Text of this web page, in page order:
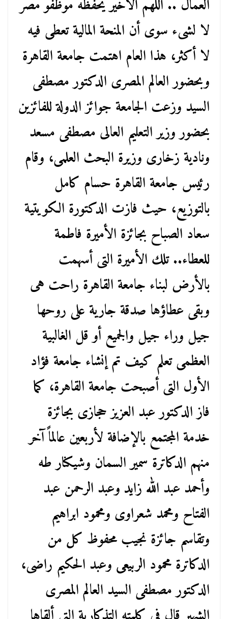
العمال .. اللهم الأخير يحفظه موظفو مصر
لا لشىء سوى أن المنحة المالية تعطى فيه
لا أكثر، هذا العام اهتمت جامعة القاهرة
وبحضور العالم المصرى الدكتور مصطفى
السيد وزعت الجامعة جوائز الدولة للفائزين
بحضور وزير التعليم العالى مصطفى مسعد
ونادية زخارى وزيرة البحث العلمى، وقام
رئيس جامعة القاهرة حسام كامل
بالتوزيع، حيث فازت الدكتورة الكويتية
سعاد الصباح بجائزة الأميرة فاطمة
للعطاء.. تلك الأميرة التى أسهمت
بالأرض لبناء جامعة القاهرة راحت هى
وبقى عطاؤها صدقة جارية على روحها
جيل وراء جيل والجميع أو قل الغالبية
العظمى تعلم كيف تم إنشاء جامعة فؤاد
الأول التى أصبحت جامعة القاهرة، كما
فاز الدكتور عبد العزيز حجازى بجائزة
خدمة المجتمع بالإضافة لأربعين عالماً آخر
منهم الدكاترة سمير السمان وشيكنار طه
وأحمد عبد الله زايد وعبد الرحمن عبد
الفتاح ومحمد شعراوى ومحمود ابراهيم
وتقاسم جائزة نجيب محفوظ كل من
الدكاترة محمود الربيعى وعبد الحكيم راضى،
الدكتور مصطفى السيد العالم المصرى